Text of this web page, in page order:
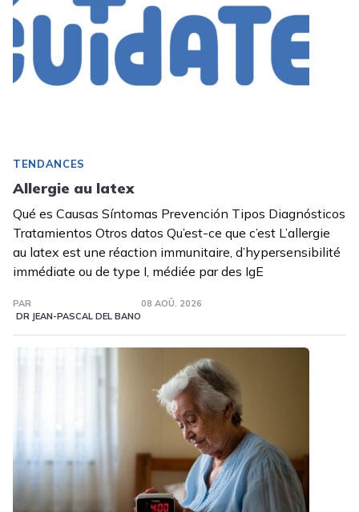
TENDANCES
Allergie au latex
Qué es Causas Síntomas Prevención Tipos Diagnósticos
Tratamientos Otros datos Qu’est-ce que c’est L’allergie
au latex est une réaction immunitaire, d’hypersensibilité
immédiate ou de type I, médiée par des IgE
PAR
DR JEAN-PASCAL DEL BANO
08 AOÛ. 2026